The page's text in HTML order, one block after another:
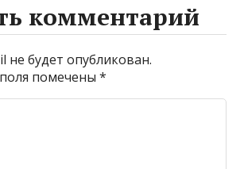
комментарий
не будет опубликован.
помечены*